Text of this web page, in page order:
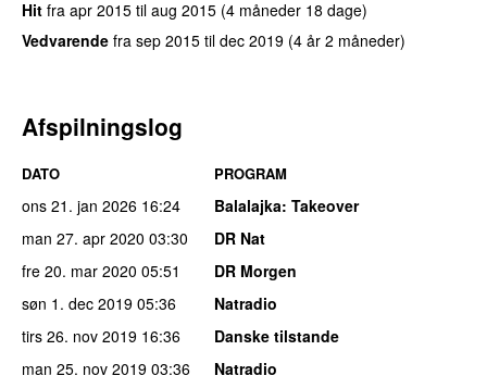
Hit fra apr 2015 til aug 2015 (4 måneder 18 dage)
Vedvarende fra sep 2015 til dec 2019 (4 år 2 måneder)
Afspilningslog
DATO PROGRAM
ons 21. jan 2026 16:24 Balalajka: Takeover
man 27. apr 2020 03:30
DR Nat
fre 20. mar 2020 05:51
DR Morgen
søn 1. dec 2019 05:36
Natradio
tirs 26. nov 2019 16:36
Danske tilstande
man 25. nov 2019 03:36
Natradio